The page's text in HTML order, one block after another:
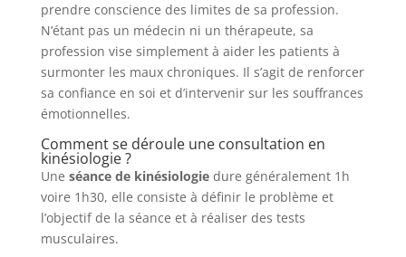
prendre conscience des limites de sa profession.
N’étant pas un médecin ni un thérapeute, sa
profession vise simplement à aider les patients à
surmonter les maux chroniques. Il s’agit de renforcer
sa confiance en soi et d’intervenir sur les souffrances
émotionnelles.
Comment se déroule une consultation en
kinésiologie ?
Une séance de kinésiologiedure généralement 1h
voire 1h30, elle consiste à définir le problème et
l’objectif de la séance et à réaliser des tests
musculaires.